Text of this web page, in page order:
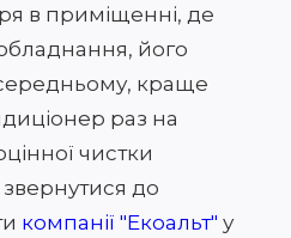
в приміщенні, де
його
середньому, краще
раз на
чистки
до
компанії "Екоальт" у